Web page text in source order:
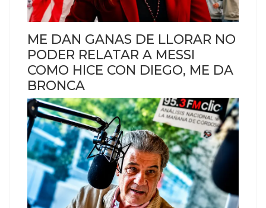
ME DAN GANAS DE LLORAR NO
PODER RELATAR A MESSI
COMO HICE CON DIEGO, ME DA
BRONCA